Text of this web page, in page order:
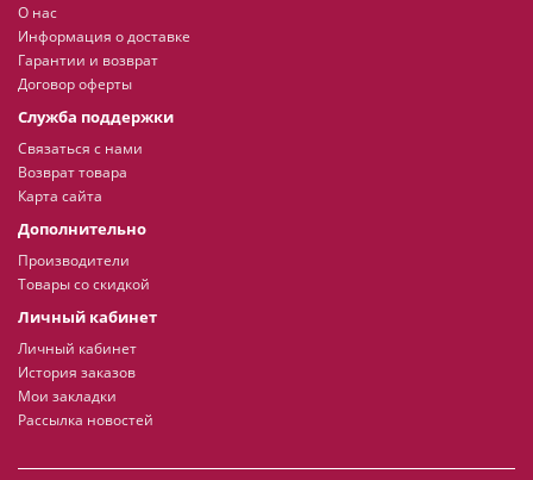
О нас
Информация о доставке
Гарантии и возврат
Договор оферты
Служба поддержки
Связаться с нами
Возврат товара
Карта сайта
Дополнительно
Производители
Товары со скидкой
Личный кабинет
Личный кабинет
История заказов
Мои закладки
Рассылка новостей